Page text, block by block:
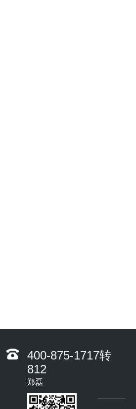
400-875-1717转
812
郑磊